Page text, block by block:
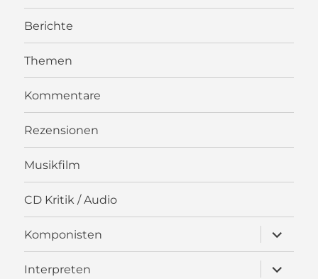
Berichte
Themen
Kommentare
Rezensionen
Musikfilm
CD Kritik / Audio
Komponisten
öffnen
Interpreten